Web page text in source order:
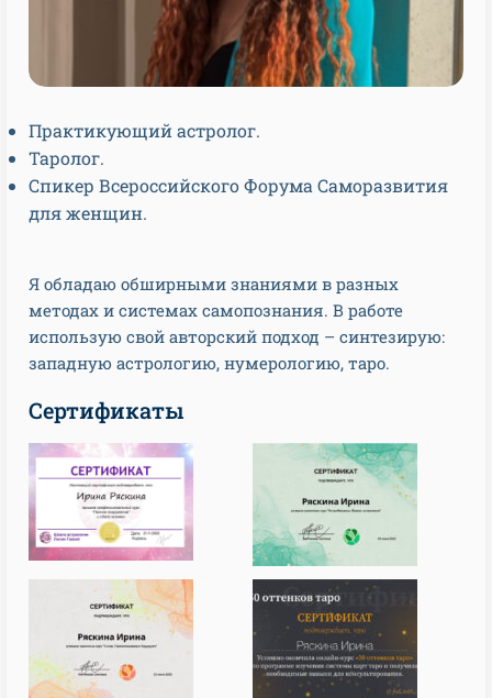
Практикующий астролог.
Таролог.
Спикер Всероссийского Форума Саморазвития
для женщин.
Я обладаю обширными знаниями в разных
методах и системах самопознания. В работе
использую свой авторский подход – синтезирую:
западную астрологию, нумерологию, таро.
Сертификаты